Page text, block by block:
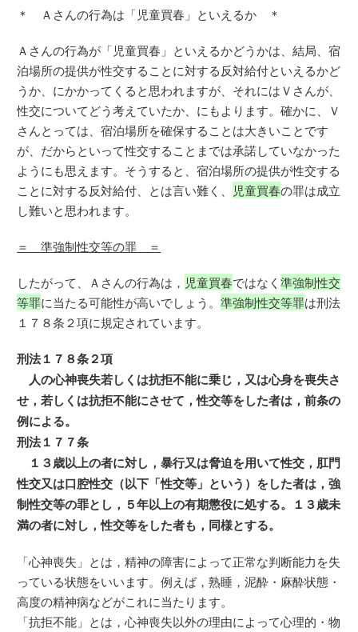
＊ Ａさんの行為は「児童買春」といえるか ＊
Ａさんの行為が「児童買春」といえるかどうかは、結局、宿
泊場所の提供が性交することに対する反対給付といえるかど
うか、にかかってくると思われますが、それにはＶさんが、
性交についてどう考えていたか、にもよります。確かに、Ｖ
さんとっては、宿泊場所を確保することは大きいことです
が、だからといって性交することまでは承諾していなかった
ようにも思えます。そうすると、宿泊場所の提供が性交する
ことに対する反対給付、とは言い難く、
児童買春の罪は成立
し難いと思われます。
＝ 準強制性交等の罪 ＝
したがって、Ａさんの行為は， 児童買春ではなく準強制性交
等罪に当たる可能性が高いでしょう。準強制性交等罪は刑法
１７８条２項に規定されています。
刑法１７８条２項
人の心神喪失若しくは抗拒不能に乗じ，又は心身を喪失さ
せ，若しくは抗拒不能にさせて，性交等をした者は，前条の
例による。
刑法１７７条
１３歳以上の者に対し，暴行又は脅迫を用いて性交，肛門
性交又は口腔性交（以下「性交等」という）をした者は，強
制性交等の罪とし，５年以上の有期懲役に処する。１３歳未
満の者に対し，性交等をした者も，同様とする。
「心神喪失」とは，精神の障害によって正常な判断能力を失
っている状態をいいます。例えば，熟睡，泥酔・麻酔状態・
高度の精神病などがこれに当たります。
「抗拒不能」とは，心神喪失以外の理由によって心理的・物